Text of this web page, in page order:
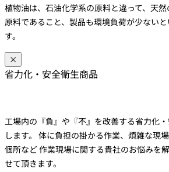
植物油は、石油化学系の原料と違って、天
原料であること、製品も環境負荷が少ない
す。
×
省力化・安全衛生商品
工場内の『負』や『不』を改善する省力化
します。 体に負担の掛かる作業、煩雑な現
個所など 作業現場に関する貴社のお悩みを
せて頂きます。